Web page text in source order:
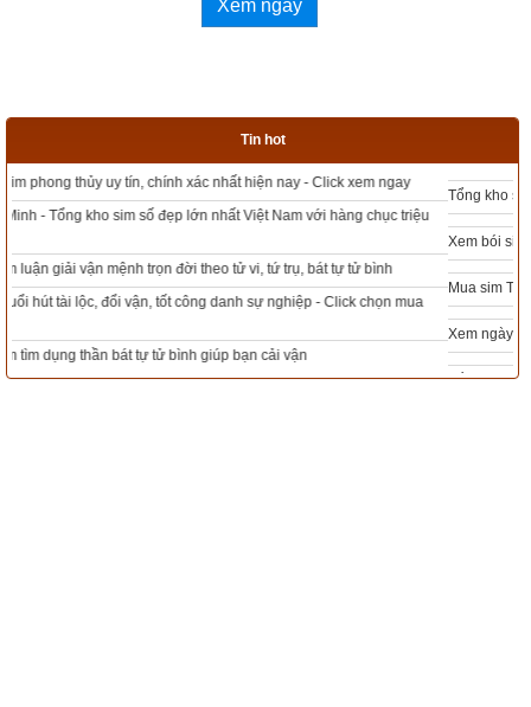
Xem ngày
Thầy Uri – Tổng biên tập chuyên mục giác ngộ
Xem ngày
Tin hot
Tổng kho sim phong thủy - Sim hợp tuổi - Sim hợp mệnh giá rẻ nhất thị trường
Mua sim Thần tài, Thần tài theo bạn! Giao sim miễn phí
Tổng Kho Sim Năm sinh 0x - 9x - 8x -7x -6x giá rẻ nhất thị trường - Click xem